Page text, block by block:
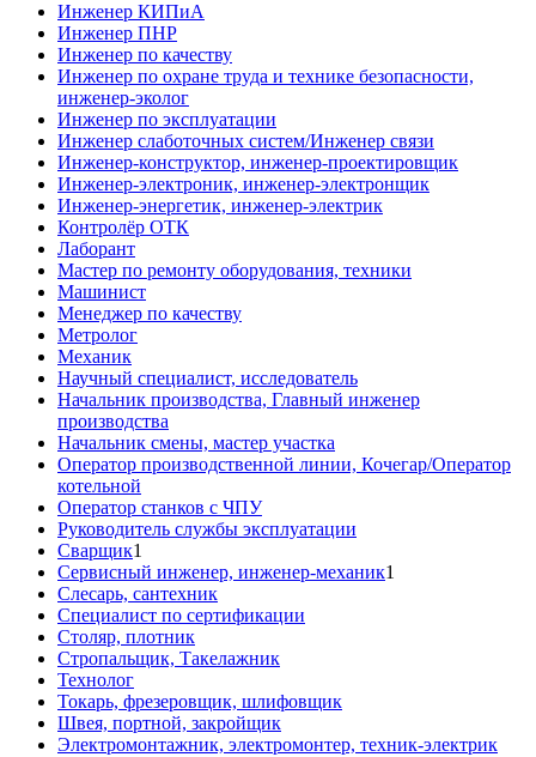
Инженер КИПиА
Инженер ПНР
Инженер по качеству
Инженер по охране труда и технике безопасности,
инженер-эколог
Инженер по эксплуатации
Инженер слаботочных систем/Инженер связи
Инженер-конструктор, инженер-проектировщик
Инженер-электроник, инженер-электронщик
Инженер-энергетик, инженер-электрик
Контролёр ОТК
Лаборант
Мастер по ремонту оборудования, техники
Машинист
Менеджер по качеству
Метролог
Механик
Научный специалист, исследователь
Начальник производства, Главный инженер
производства
Начальник смены, мастер участка
Оператор производственной линии, Кочегар/Оператор
котельной
Оператор станков с ЧПУ
Руководитель службы эксплуатации
Сварщик1
Сервисный инженер, инженер-механик1
Слесарь, сантехник
Специалист по сертификации
Столяр, плотник
Стропальщик, Такелажник
Технолог
Токарь, фрезеровщик, шлифовщик
Швея, портной, закройщик
Электромонтажник, электромонтер, техник-электрик